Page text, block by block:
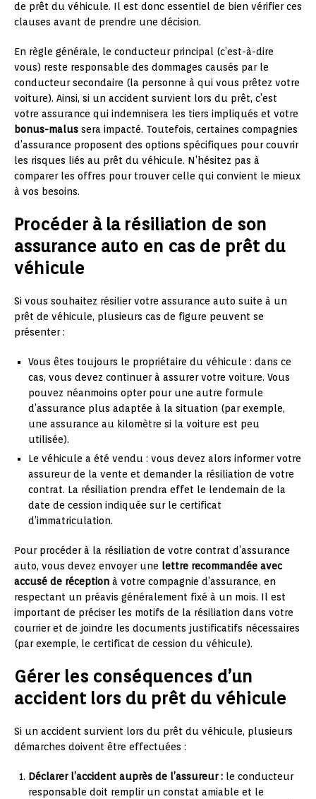
de prêt du véhicule. Il est donc essentiel de bien vérifier ces
clauses avant de prendre une décision.
En règle générale, le conducteur principal (c’est-à-dire
vous) reste responsable des dommages causés par le
conducteur secondaire (la personne à qui vous prêtez votre
voiture). Ainsi, si un accident survient lors du prêt, c’est
votre assurance qui indemnisera les tiers impliqués et votre
bonus-malus sera impacté. Toutefois, certaines compagnies
d’assurance proposent des options spécifiques pour couvrir
les risques liés au prêt du véhicule. N’hésitez pas à
comparer les offres pour trouver celle qui convient le mieux
à vos besoins.
Procéder à la résiliation de son
assurance auto en cas de prêt du
véhicule
Si vous souhaitez résilier votre assurance auto suite à un
prêt de véhicule, plusieurs cas de figure peuvent se
présenter :
Vous êtes toujours le propriétaire du véhicule : dans ce
cas, vous devez continuer à assurer votre voiture. Vous
pouvez néanmoins opter pour une autre formule
d’assurance plus adaptée à la situation (par exemple,
une assurance au kilomètre si la voiture est peu
utilisée).
Le véhicule a été vendu : vous devez alors informer votre
assureur de la vente et demander la résiliation de votre
contrat. La résiliation prendra effet le lendemain de la
date de cession indiquée sur le certificat
d’immatriculation.
Pour procéder à la résiliation de votre contrat d’assurance
auto, vous devez envoyer une lettre recommandée avec
accusé de réception à votre compagnie d’assurance, en
respectant un préavis généralement fixé à un mois. Il est
important de préciser les motifs de la résiliation dans votre
courrier et de joindre les documents justificatifs nécessaires
(par exemple, le certificat de cession du véhicule).
Gérer les conséquences d’un
accident lors du prêt du véhicule
Si un accident survient lors du prêt du véhicule, plusieurs
démarches doivent être effectuées :
Déclarer l’accident auprès de l’assureur : le conducteur
responsable doit remplir un constat amiable et le